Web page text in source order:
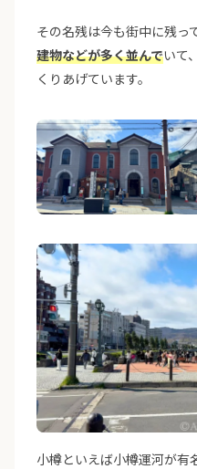
その名残は今も街中に残っ
建物などが多く並んでいて
くりあげています。
小樽といえば小樽運河が有